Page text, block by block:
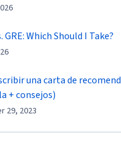
GRE: Which Should I Take?
una carta de
+ consejos)
29, 2023